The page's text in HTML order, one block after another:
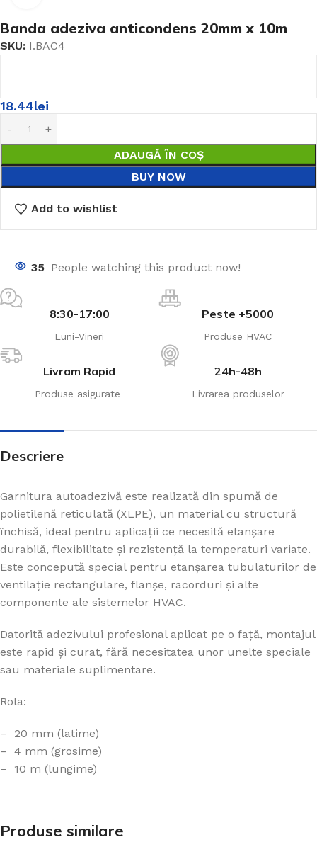
Banda adeziva anticondens 20mm x 10m
SKU: I.BAC4
18.44lei
ADAUGĂ ÎN COȘ
BUY NOW
Add to wishlist
35 People watching this product now!
8:30-17:00
Luni-Vineri
Peste +5000
Produse HVAC
Livram Rapid
Produse asigurate
24h-48h
Livrarea produselor
Descriere
Garnitura autoadezivă este realizată din spumă de
polietilenă reticulată (XLPE), un material cu structură
închisă, ideal pentru aplicații ce necesită etanșare
durabilă, flexibilitate și rezistență la temperaturi variate.
Este concepută special pentru etanșarea tubulaturilor de
ventilație rectangulare, flanșe, racorduri și alte
componente ale sistemelor HVAC.
Datorită adezivului profesional aplicat pe o față, montajul
este rapid și curat, fără necesitatea unor unelte speciale
sau materiale suplimentare.
Rola:
– 20 mm (latime)
– 4 mm (grosime)
– 10 m (lungime)
Produse similare